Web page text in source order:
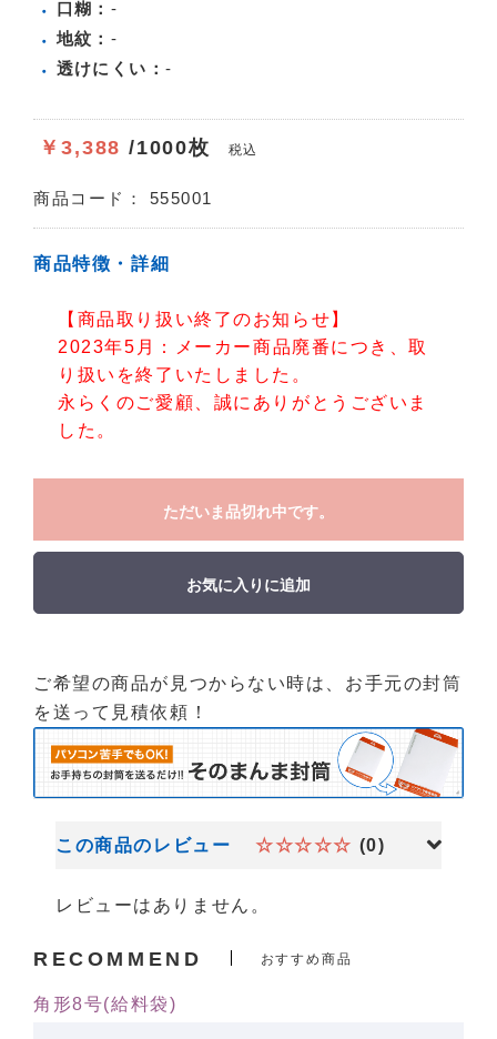
口糊： -
地紋： -
透けにくい：-
￥3,388 /1000枚 税込
商品コード： 555001
商品特徴・詳細
【商品取り扱い終了のお知らせ】
2023年5月：メーカー商品廃番につき、取
り扱いを終了いたしました。
永らくのご愛顧、誠にありがとうございま
した。
ただいま品切れ中です。
お気に入りに追加
ご希望の商品が見つからない時は、お手元の封筒
を送って見積依頼！
この商品のレビュー ☆☆☆☆☆ (0)
レビューはありません。
RECOMMEND おすすめ商品
角形8号(給料袋)